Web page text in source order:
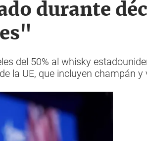
durante
del 50% al whisky
la UE, que incluyen champán y